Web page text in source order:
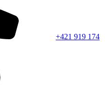
+421 919 174